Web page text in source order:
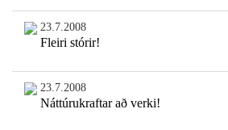
23.7.2008
Fleiri stórir!
23.7.2008
Náttúrukraftar að verki!